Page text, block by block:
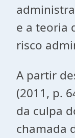
e a teoria
risco
A partir
(2011, p.
da culpa
chamada